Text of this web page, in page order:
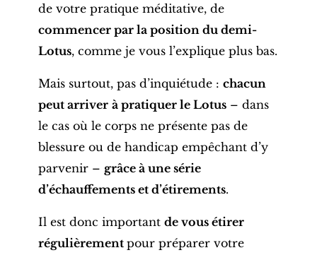
de votre pratique méditative, de
commencer par la position du demi-
Lotus, comme je vous l’explique plus bas.
Mais surtout, pas d’inquiétude : chacun
peut arriver à pratiquer le Lotus– dans
le cas où le corps ne présente pas de
blessure ou de handicap empêchant d’y
parvenir – grâce à une série
d’échauffements et d’étirements.
Il est donc important de vous étirer
régulièrement pour préparer votre